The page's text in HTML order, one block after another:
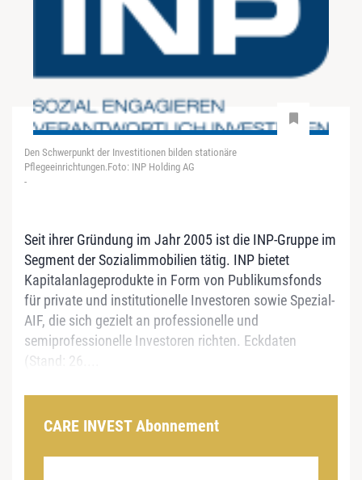
Den Schwerpunkt der Investitionen bilden stationäre
Pflegeeinrichtungen.Foto: INP Holding AG
-
Seit ihrer Gründung im Jahr 2005 ist die INP-Gruppe im
Segment der Sozialimmobilien tätig. INP bietet
Kapitalanlageprodukte in Form von Publikumsfonds
für private und institutionelle Investoren sowie Spezial-
AIF, die sich gezielt an professionelle und
semiprofessionelle Investoren richten. Eckdaten
(Stand: 26....
CARE INVEST Abonnement